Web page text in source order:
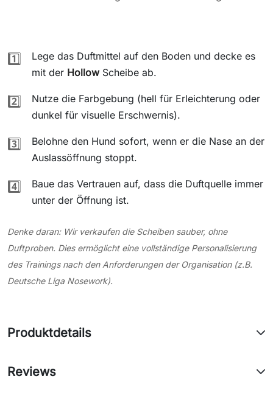
1️⃣
Lege das Duftmittel auf den Boden und decke es
mit der Hollow Scheibe ab.
2️⃣
Nutze die Farbgebung (hell für Erleichterung oder
dunkel für visuelle Erschwernis).
3️⃣
Belohne den Hund sofort, wenn er die Nase an der
Auslassöffnung stoppt.
4️⃣
Baue das Vertrauen auf, dass die Duftquelle immer
unter der Öffnung ist.
Denke daran: Wir verkaufen die Scheiben sauber, ohne
Duftproben. Dies ermöglicht eine vollständige Personalisierung
des Trainings nach den Anforderungen der Organisation (z.B.
Deutsche Liga Nosework).
Produktdetails
Reviews